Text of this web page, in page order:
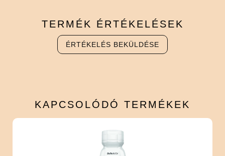
TERMÉK ÉRTÉKELÉSEK
ÉRTÉKELÉS BEKÜLDÉSE
KAPCSOLÓDÓ TERMÉKEK